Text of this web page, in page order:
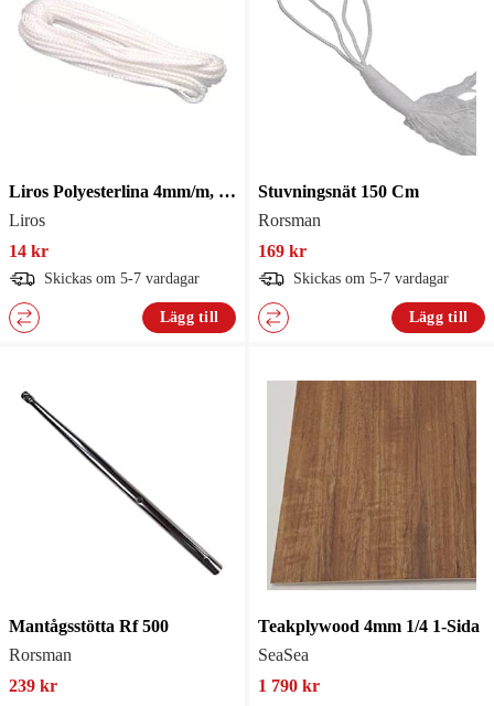
Liros Polyesterlina 4mm/m, armerad
Liros
14 kr
Skickas om 5-7 vardagar
Lägg till
Stuvningsnät 150 Cm
Rorsman
169 kr
Skickas om 5-7 vardagar
Lägg till
Mantågsstötta Rf 500
Rorsman
239 kr
Teakplywood 4mm 1/4 1-Sida
SeaSea
1 790 kr